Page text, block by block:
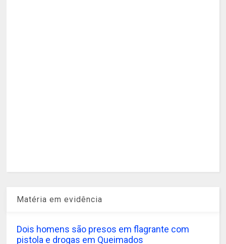
Matéria em evidência
Dois homens são presos em flagrante com
pistola e drogas em Queimados